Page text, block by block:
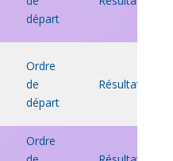
départ
Ordre
de
départ
Résultats
Ordre